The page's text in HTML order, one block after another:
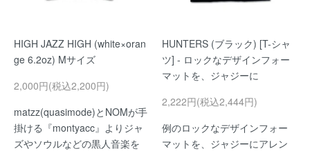
HIGH JAZZ HIGH (white×oran
ge 6.2oz) Mサイズ
2,000円(税込2,200円)
matzz(quasimode)とNOMが手
掛ける『montyacc』よりジャ
ズやソウルなどの黒人音楽を
HUNTERS (ブラック) [T-シャ
ツ] - ロックなデザインフォー
マットを、ジャジーに
2,222円(税込2,444円)
例のロックなデザインフォー
マットを、ジャジーにアレン